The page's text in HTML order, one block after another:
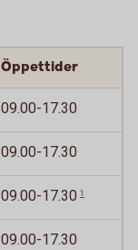
Öppettider
09.00-17.30
09.00-17.30
09.00-17.30 1
09.00-17.30